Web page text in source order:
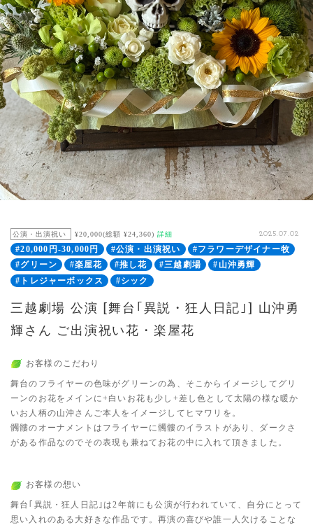
公演・出演祝い ¥20,000(総額 ¥24,360) 詳細 2025.07.02
#20,000円-30,000円 #公演・出演祝い
#フラワーデザイナー牧
#グリーン
#楽屋花 #推し花 #三越劇場
#山沖勇輝
#トレジャーボックス
#シック
三越劇場 公演 [舞台｢異説・狂人日記｣] 山沖勇
輝さん ご出演祝い花・楽屋花
お客様のこだわり
舞台のフライヤーの色味がグリーンの為、そこからイメージしてグリ
ーンのお花をメインに+白いお花も少し+差し色として太陽の様な暖か
いお人柄の山沖さんご本人をイメージしてヒマワリを。
髑髏のオーナメントはフライヤーに髑髏のイラストがあり、ダークさ
がある作品なのでその表現も兼ねてお花の中に入れて頂きました。
お客様の想い
舞台｢異説・狂人日記｣は2年前にも公演が行われていて、自分にとって
思い入れのある大好きな作品です。再演の喜びや誰一人欠けることな